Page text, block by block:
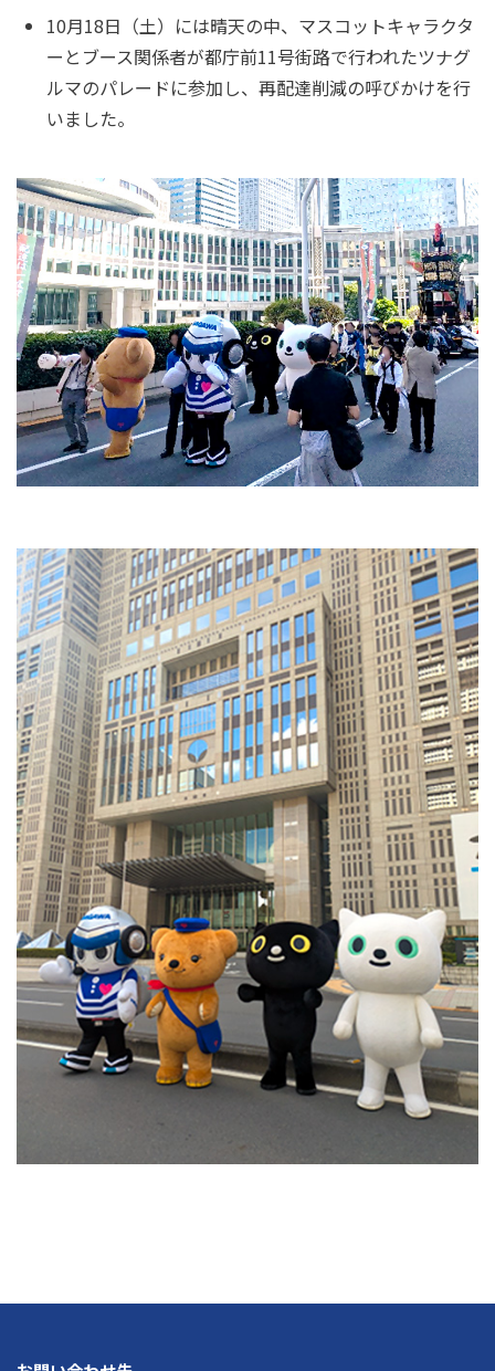
10月18日（土）には晴天の中、マスコットキャラクタ
ーとブース関係者が都庁前11号街路で行われたツナグ
ルマのパレードに参加し、再配達削減の呼びかけを行
いました。